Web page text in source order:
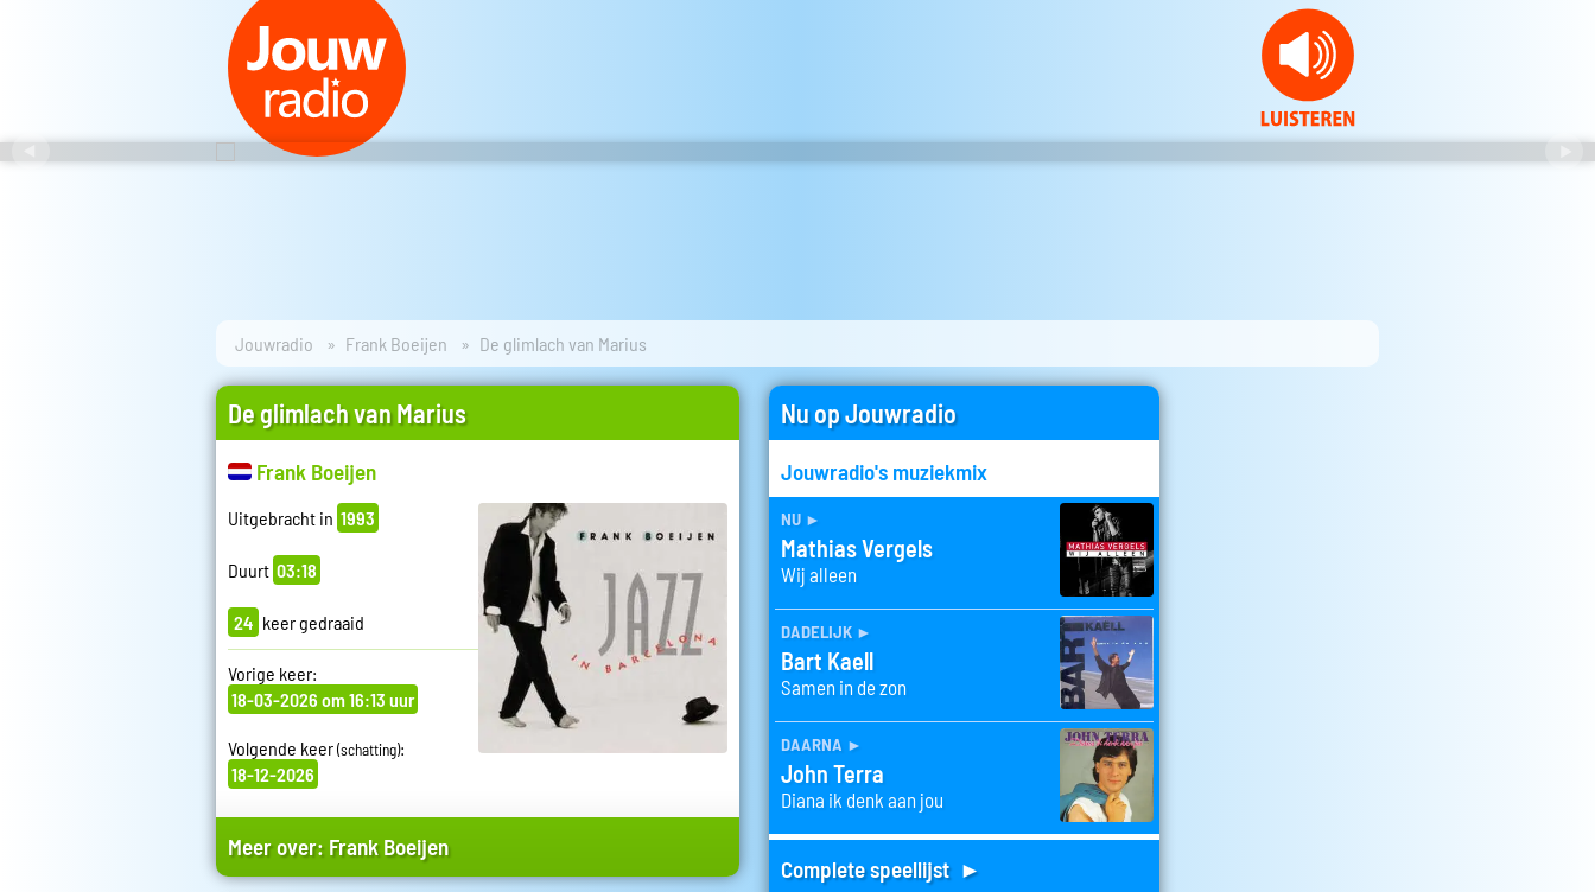
Jouwradio Frank Boeijen De glimlach van Marius
De glimlach van Marius
Frank Boeijen
Uitgebracht in 1993
Duurt 03:18
24 keer gedraaid
Vorige keer:
18-03-2026 om 16:13 uur
Volgende keer(schatting):
18-12-2026
Meer over: Frank Boeijen
Nu op Jouwradio
Jouwradio's muziekmix
nu ►
Mathias Vergels
Wij alleen
dadelijk ►
Bart Kaell
Samen in de zon
daarna ►
John Terra
Diana ik denk aan jou
Complete speellijst ►